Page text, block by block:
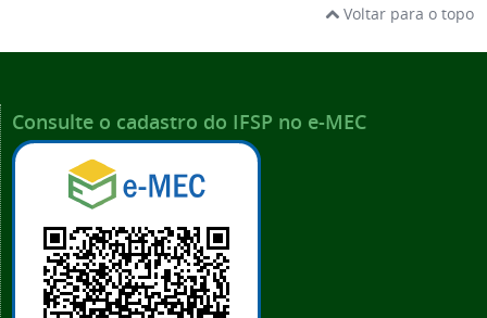
Voltar para o topo
Consulte o cadastro do IFSP no e-MEC